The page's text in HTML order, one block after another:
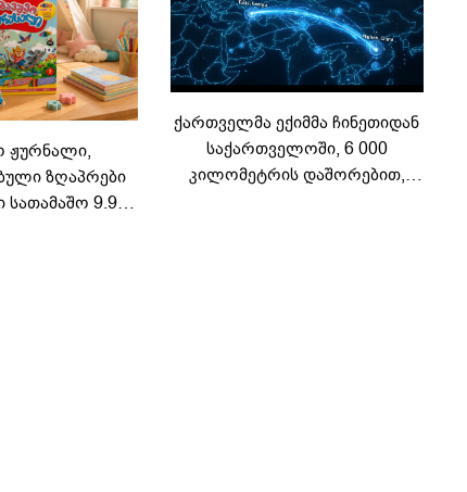
ჟურნალი,
ზღაპრები
სათამაშო 9.90
ქართველმა ექიმმა ჩინეთიდან
საქართველოში, 6 000
კილომეტრის დაშორებით,